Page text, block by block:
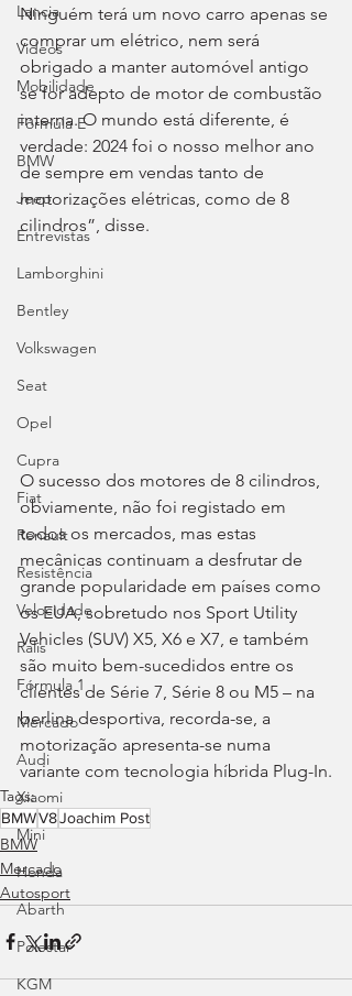
Lancia
Videos
Mobilidade
Fórmula E
BMW
Jeep
Entrevistas
Lamborghini
Bentley
Volkswagen
Seat
Opel
Cupra
Fiat
Renault
Resistência
Velocidade
Ralis
Fórmula 1
Mercado
Audi
Xiaomi
Mini
Honda
Abarth
Polestar
KGM
Ninguém terá um novo carro apenas se
comprar um elétrico, nem será
obrigado a manter automóvel antigo
se for adepto de motor de combustão
interna. O mundo está diferente, é
verdade: 2024 foi o nosso melhor ano
de sempre em vendas tanto de
motorizações elétricas, como de 8
cilindros”, disse.
O sucesso dos motores de 8 cilindros,
obviamente, não foi registado em
todos os mercados, mas estas
mecânicas continuam a desfrutar de
grande popularidade em países como
os EUA, sobretudo nos Sport Utility
Vehicles (SUV) X5, X6 e X7, e também
são muito bem-sucedidos entre os
clientes de Série 7, Série 8 ou M5 – na
berlina desportiva, recorda-se, a
motorização apresenta-se numa
variante com tecnologia híbrida Plug-In.
Tags:
BMWV8Joachim Post
BMW
Mercado
Autosport